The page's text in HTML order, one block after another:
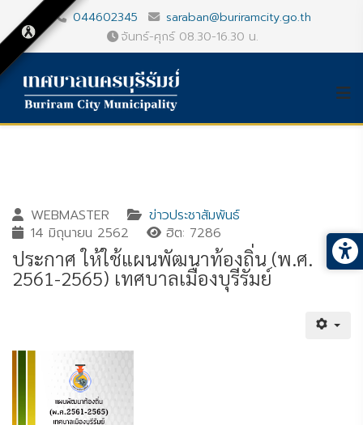
044602345
saraban@buriramcity.go.th
จันทร์-ศุกร์ 08.30-16.30 น.
WEBMASTER
ข่าวประชาสัมพันธ์
14 มิถุนายน 2562
ฮิต: 7286
ประกาศ ให้ใช้แผนพัฒนาท้องถิ่น (พ.ศ.
2561-2565) เทศบาลเมืองบุรีรัมย์